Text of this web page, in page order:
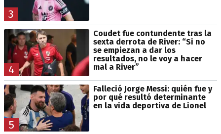
3
4
Coudet fue contundente tras la
sexta derrota de River: “Si no
se empiezan a dar los
resultados, no le voy a hacer
mal a River”
5
Falleció Jorge Messi: quién fue y
por qué resultó determinante
en la vida deportiva de Lionel